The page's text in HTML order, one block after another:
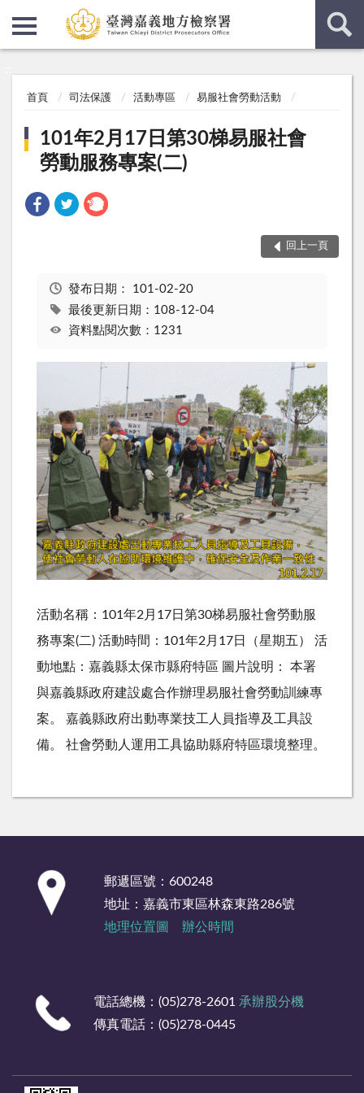
首頁 司法保護 活動專區 易服社會勞動活動
101年2月17日第30梯易服社會
勞動服務專案(二)
回上一頁
發布日期： 101-02-20
最後更新日期：108-12-04
資料點閱次數：1231
活動名稱：101年2月17日第30梯易服社會勞動服
務專案(二) 活動時間：101年2月17日（星期五） 活
動地點：嘉義縣太保市縣府特區 圖片說明： 本署
與嘉義縣政府建設處合作辦理易服社會勞動訓練專
案。 嘉義縣政府出動專業技工人員指導及工具設
備。 社會勞動人運用工具協助縣府特區環境整理。
郵遞區號：600248
地址：嘉義市東區林森東路286號
地理位置圖
辦公時間
電話總機：(05)278-2601 承辦股分機
傳真電話：(05)278-0445